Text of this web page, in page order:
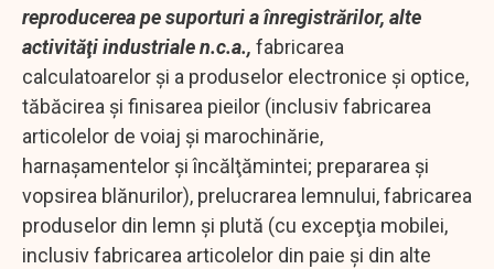
reproducerea pe suporturi a înregistrărilor, alte
activităţi industriale n.c.a., fabricarea
calculatoarelor şi a produselor electronice şi optice,
tăbăcirea şi finisarea pieilor (inclusiv fabricarea
articolelor de voiaj şi marochinărie,
harnaşamentelor şi încălţămintei; prepararea şi
vopsirea blănurilor), prelucrarea lemnului, fabricarea
produselor din lemn şi plută (cu excepţia mobilei,
inclusiv fabricarea articolelor din paie şi din alte